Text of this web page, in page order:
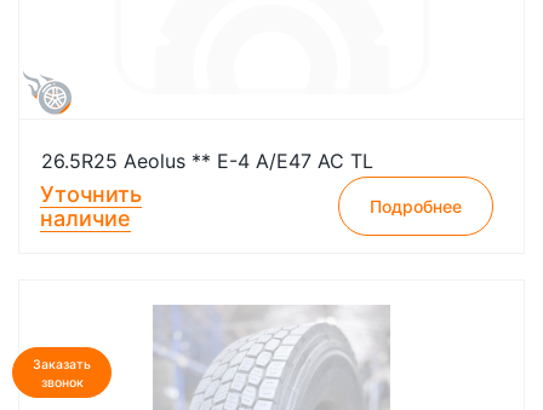
Заказать
звонок
26.5R25 Aeolus ** E-4 A/E47 AC TL
Уточнить
наличие
Подробнее